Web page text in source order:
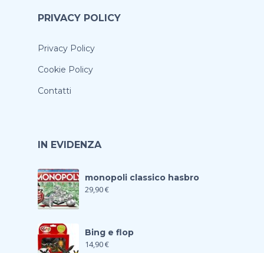
PRIVACY POLICY
Privacy Policy
Cookie Policy
Contatti
IN EVIDENZA
monopoli classico hasbro
29,90€
Bing e flop
14,90€